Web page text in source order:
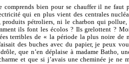
comprends bien pour se chauffer il ne faut
qui en plus vient des centrales
produits pétroliers, ni le charbon qui
ils font les écolos ? Ils grelottent ?
terribles de « la période la plus noire de
des buches avec du papier, je peux
drôle, que n’en déplaise à madame Batho,
et que si j’avais une cheminée je ne